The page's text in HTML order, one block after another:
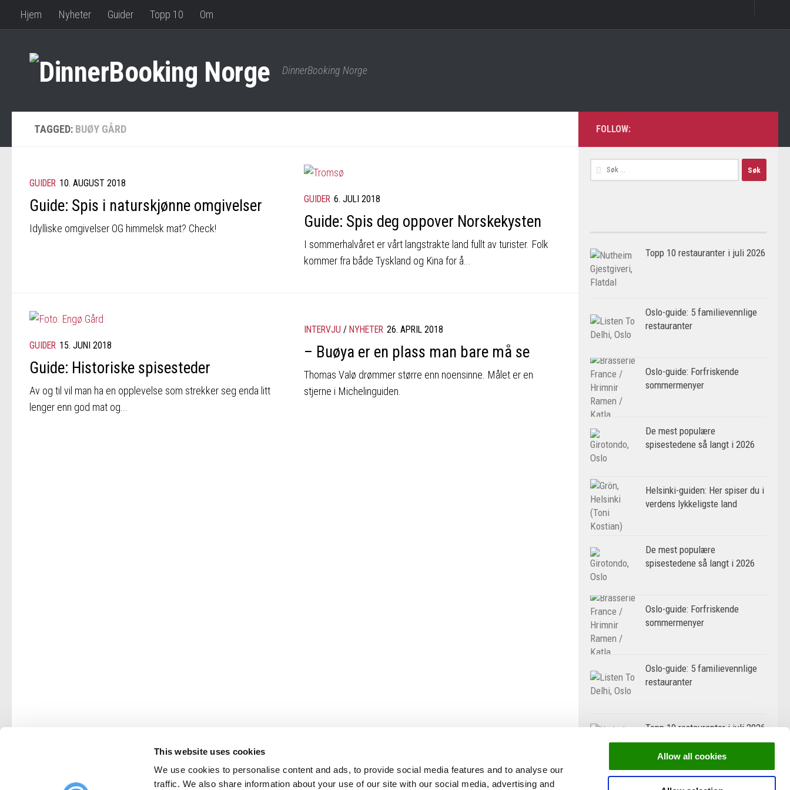
This website uses cookies
We use cookies to personalise content and ads, to provide social media features and to analyse our
traffic. We also share information about your use of our site with our social media, advertising and
Allow all cookies
Hjem Nyheter Guider Topp 10 Om
DinnerBooking Norge
TAGGED: BUØY GÅRD
GUIDER 10. AUGUST 2018
Guide: Spis i naturskjønne omgivelser
Idylliske omgivelser OG himmelsk mat? Check!
GUIDER 6. JULI 2018
Guide: Spis deg oppover Norskekysten
I sommerhalvåret er vårt langstrakte land fullt av turister. Folk
kommer fra både Tyskland og Kina for å...
GUIDER 15. JUNI 2018
Guide: Historiske spisesteder
Av og til vil man ha en opplevelse som strekker seg enda litt
lenger enn god mat og...
INTERVJU / NYHETER 26. APRIL 2018
– Buøya er en plass man bare må se
Thomas Valø drømmer større enn noensinne. Målet er en
stjerne i Michelinguiden.
FOLLOW:
Søk
etter:
Topp 10 restauranter i juli 2026
Oslo-guide: 5 familievennlige
restauranter
Oslo-guide: Forfriskende
sommermenyer
De mest populære
spisestedene så langt i 2026
Helsinki-guiden: Her spiser du i
verdens lykkeligste land
De mest populære
spisestedene så langt i 2026
Oslo-guide: Forfriskende
sommermenyer
Oslo-guide: 5 familievennlige
restauranter
Topp 10 restauranter i juli 2026